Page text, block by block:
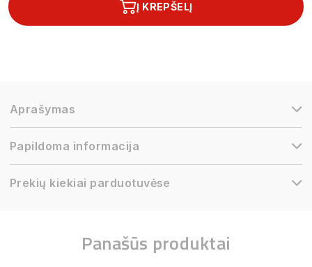
Į KREPŠELĮ
Aprašymas
Papildoma informacija
Prekių kiekiai parduotuvėse
Panašūs produktai